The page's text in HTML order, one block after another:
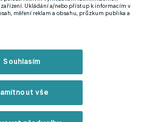
Ukládání a/nebo přístup k informacím v
měření reklam a obsahu, průzkum publika a
Souhlasím
vše